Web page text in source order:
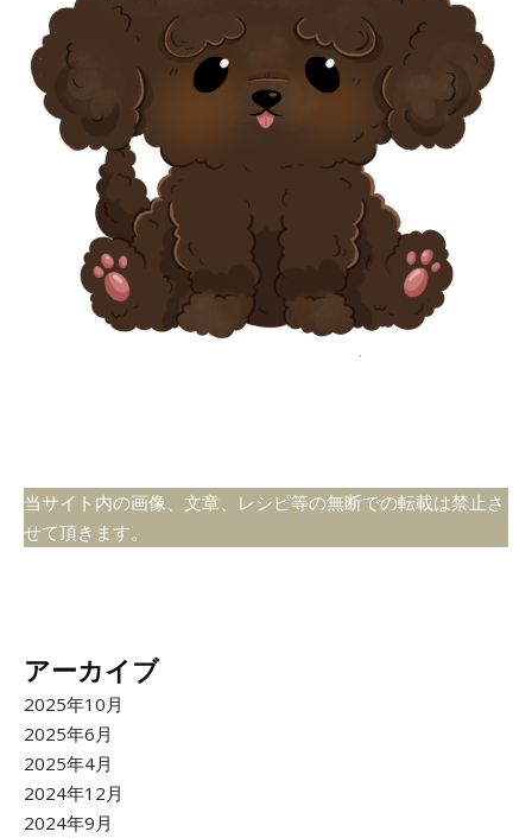
当サイト内の画像、文章、レシピ等の無断での転載は禁止さ
せて頂きます。
アーカイブ
2025年10月
2025年6月
2025年4月
2024年12月
2024年9月